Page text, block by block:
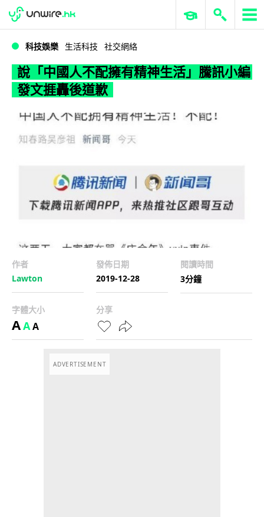
WWDC 2026 ERP 與商業 AI
科技娛樂 生活科技 社交網絡
說「中國人不配擁有精神生活」騰訊小編
發文捱轟後道歉
作者
Lawton
發佈日期
2019-12-28
閱讀時間
3分鐘
字體大小
AAA
分享
ADVERTISEMENT